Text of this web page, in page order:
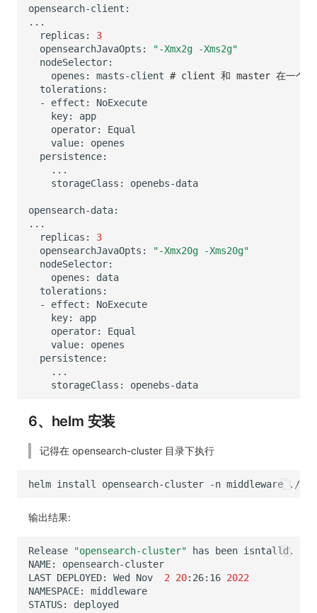
replicas:
3
opensearchJavaOpts:
"-Xmx2g -Xms2g"
openes:
masts-client # client 和 master 在一个机
-
effect:
key:
operator:
value:
openes
storageClass:
openebs-data
replicas:
3
opensearchJavaOpts:
"-Xmx20g -Xms20g"
openes:
-
effect:
key:
operator:
value:
openes
storageClass:
openebs-data
6、helm 安装
记得在 opensearch-cluster 目录下执行
helm install opensearch-cluster -n middleware ./
输出结果:
Release "opensearch-cluster" has been isntalld.
NAME:
LAST DEPLOYED: Wed Nov 2 20:26:16 2022
NAMESPACE:
STATUS: